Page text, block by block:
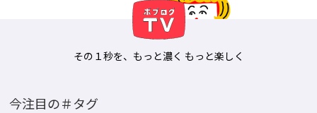
その１秒を、もっと濃く もっと楽しく
今注目の＃タグ